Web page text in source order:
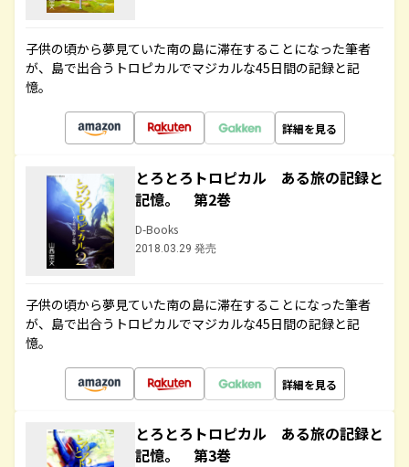
子供の頃から夢見ていた南の島に滞在することになった筆者
が、島で出合うトロピカルでマジカルな45日間の記録と記
憶。
詳細を見る
とろとろトロピカル ある旅の記録と
記憶。 第2巻
D-Books
2018.03.29 発売
子供の頃から夢見ていた南の島に滞在することになった筆者
が、島で出合うトロピカルでマジカルな45日間の記録と記
憶。
詳細を見る
とろとろトロピカル ある旅の記録と
記憶。 第3巻